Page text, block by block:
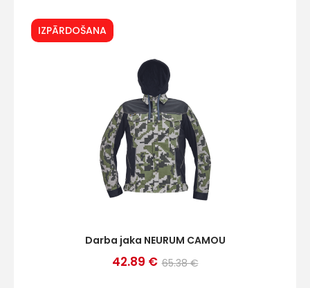
IZPĀRDOŠANA
Darba jaka NEURUM CAMOU
42.89 € 65.38 €
Ziņojums
Piekrītu SIA Hards
pastā